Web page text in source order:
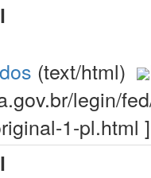
(text/html)
legin/
1-pl.html ]